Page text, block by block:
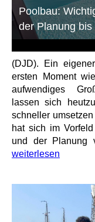
Poolbau:
der Planung bis
(DJD). Ein
ersten Moment
aufwendiges
lassen sich
schneller
hat sich im
und der Planung
weiterlesen